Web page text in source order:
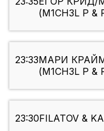
(M1CH3L P &
23:33МАРИ
(M1CH3L P &
23:30FILATOV &